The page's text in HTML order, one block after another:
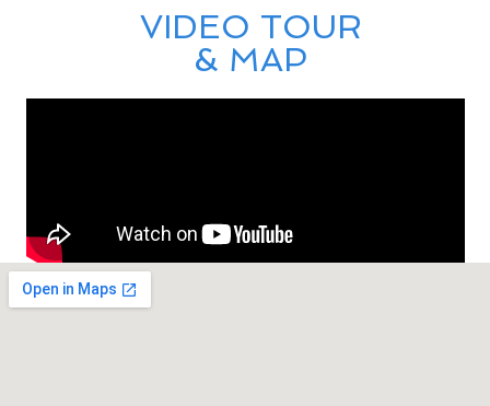
VIDEO TOUR
& MAP